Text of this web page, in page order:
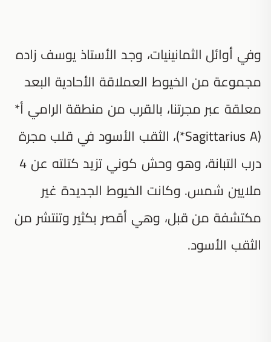
وفي أوائل الثمانينيات، وجد الأستاذ يوسف زاده
مجموعة من الخيوط العملاقة الأحادية البعد
معلقة عبر مجرتنا، بالقرب من منطقة الرامي أ*
(Sagittarius A*)، الثقب الأسود في قلب مجرة
درب التبانة، وهو وحش كوني تزيد كتلته عن 4
ملايين شمس. وكانت الخيوط الجديدة غير
مكتشفة من قبل، وهي أقصر بكثير وتنتشر من
الثقب الأسود.